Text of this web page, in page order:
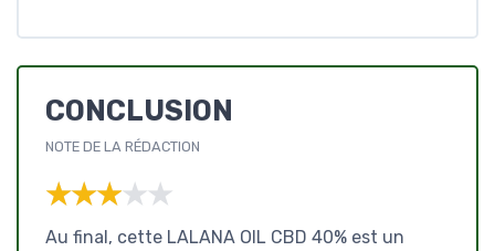
CONCLUSION
NOTE DE LA RÉDACTION
★★★★★
★★★★★
Au final, cette LALANA OIL CBD 40% est un